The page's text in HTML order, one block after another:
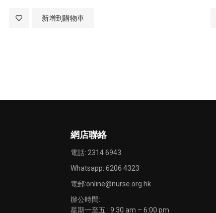
新增到購物車
加
望
網店聯絡
電話: 2314 6943
Whatsapp: 6206 4323
電郵:online@nurse.org.hk
辦公時間:
星期一至五 : 9:30 am – 6:00 pm